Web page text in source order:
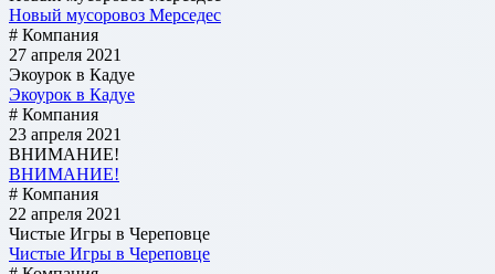
Новый мусоровоз Мерседес
# Компания
27 апреля 2021
Экоурок в Кадуе
Экоурок в Кадуе
# Компания
23 апреля 2021
ВНИМАНИЕ!
ВНИМАНИЕ!
# Компания
22 апреля 2021
Чистые Игры в Череповце
Чистые Игры в Череповце